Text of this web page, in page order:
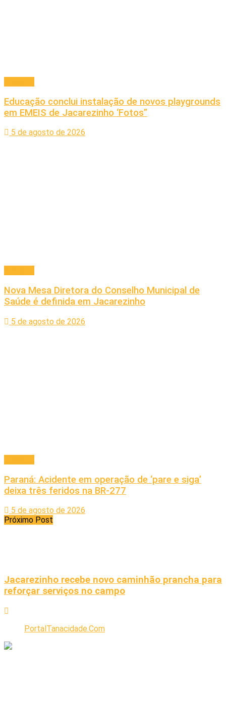
Educação conclui instalação de novos playgrounds
em EMEIS de Jacarezinho ‘Fotos”
5 de agosto de 2026
Nova Mesa Diretora do Conselho Municipal de
Saúde é definida em Jacarezinho
5 de agosto de 2026
Paraná: Acidente em operação de ‘pare e siga’
deixa três feridos na BR-277
5 de agosto de 2026
Próximo Post
Jacarezinho recebe novo caminhão prancha para
reforçar serviços no campo
PortalTanacidade.Com